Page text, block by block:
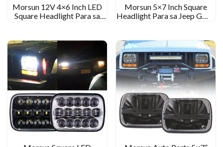
Morsun 12V 4×6 Inch LED
Square Headlight Para sa
Morsun 5×7 Inch Square
Headlight Para sa Jeep GMC